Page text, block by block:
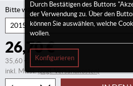
Bitte wählen Sie Ihren Jahrgang
26,70 €
35,60 €/Liter
inkl. Mwst.(zzgl. Versandkosten)
Durch Bestätigen des Buttons
der Verwendung zu. Über den
können Sie auswählen, welche
wollen.
Konfigurieren